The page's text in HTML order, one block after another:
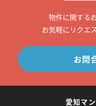
物件に関する
お気軽にリクエ
お問
愛知マ